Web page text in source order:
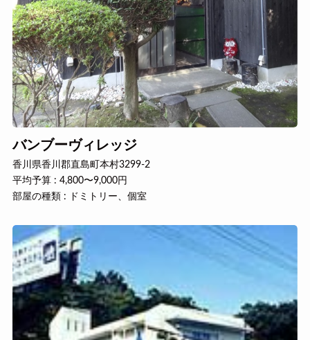
バンブーヴィレッジ
香川県香川郡直島町本村3299-2
平均予算 : 4,800〜9,000円
部屋の種類 : ドミトリー、個室